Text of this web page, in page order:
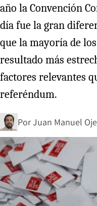
año la Convención
día fue la gran
que la mayoría de
resultado más
factores relevantes
referéndum.
PorJuan Manuel